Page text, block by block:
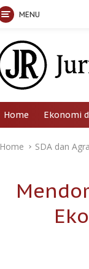
MENU
Home Ekonomi
Home SDA dan